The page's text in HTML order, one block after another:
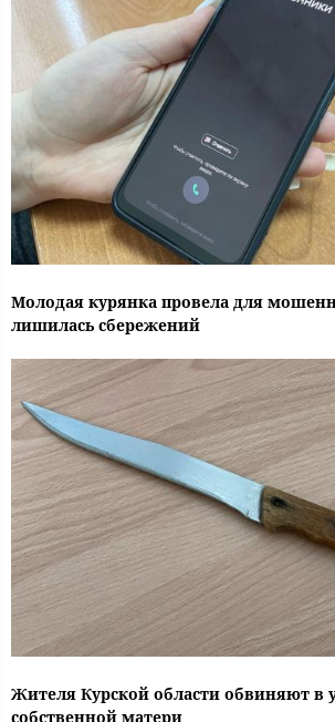
Молодая курянка провела для
лишилась сбережений
Жителя Курской области обвиняют в
собственной матери